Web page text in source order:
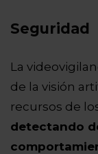
Seguridad
La
de la visión
recursos de
detectando